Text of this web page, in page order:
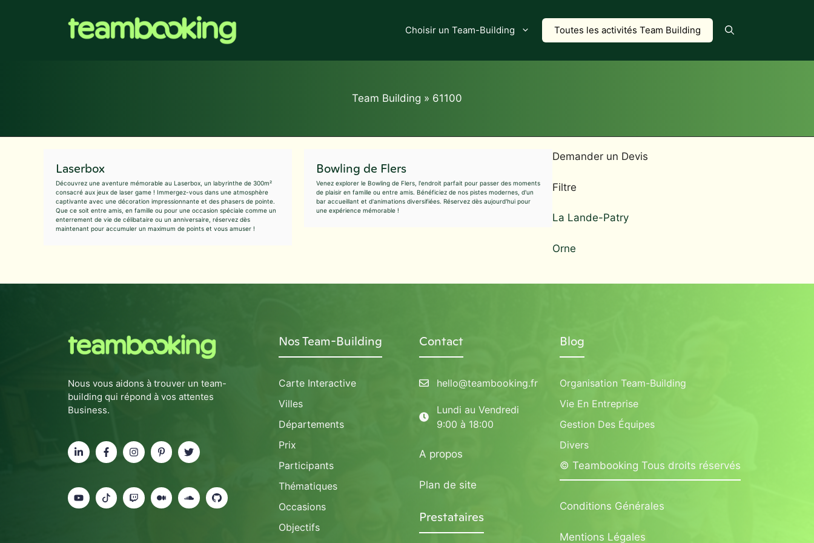
Choisir un Team-Building Toutes les activités Team Building
Team Building » 61100
Laserbox
Découvrez une aventure mémorable au Laserbox, un labyrinthe de 300m²
consacré aux jeux de laser game ! Immergez-vous dans une atmosphère
captivante avec une décoration impressionnante et des phasers de pointe.
Que ce soit entre amis, en famille ou pour une occasion spéciale comme un
enterrement de vie de célibataire ou un anniversaire, réservez dès
maintenant pour accumuler un maximum de points et vous amuser !
Bowling de Flers
Venez explorer le Bowling de Flers, l'endroit parfait pour passer des moments
de plaisir en famille ou entre amis. Bénéficiez de nos pistes modernes, d'un
bar accueillant et d'animations diversifiées. Réservez dès aujourd'hui pour
une expérience mémorable !
Demander un Devis
Filtre
La Lande-Patry
Orne
Nous vous aidons à trouver un team-
building qui répond à vos attentes
Business.
Nos Team-Building
Carte Interactive
Villes
Départements
Prix
Participants
Thématiques
Occasions
Objectifs
Contact
hello@teambooking.fr
Lundi au Vendredi
9:00 à 18:00
A propos
Plan de site
Prestataires
Blog
Organisation Team-Building
Vie En Entreprise
Gestion Des Équipes
Divers
© Teambooking Tous droits réservés
Conditions Générales
Mentions Légales